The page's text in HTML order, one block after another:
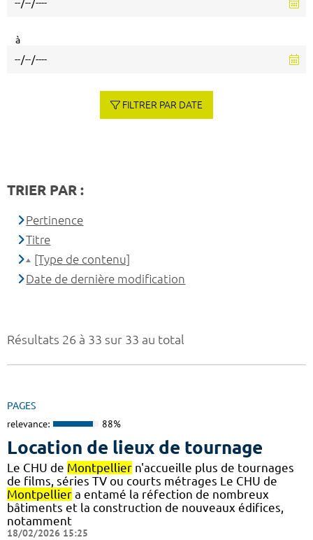
Résultats 26 à 33 sur 33 au total
PAGES
relevance: 88%
Location de lieux de tournage
Le CHU de Montpellier n'accueille plus de tournages
de films, séries TV ou courts métrages Le CHU de
Montpellier a entamé la réfection de nombreux
bâtiments et la construction de nouveaux édifices,
notamment
18/02/2026 15:25
à
FILTRER PAR DATE
TRIER PAR :
Pertinence
Titre
[Type de contenu]
Date de dernière modification